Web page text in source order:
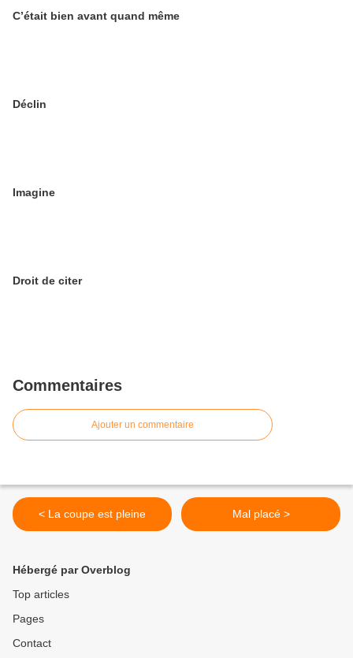
C’était bien avant quand même
Déclin
Imagine
Droit de citer
Commentaires
Ajouter un commentaire
< La coupe est pleine Mal placé >
Hébergé par Overblog
Top articles
Pages
Contact